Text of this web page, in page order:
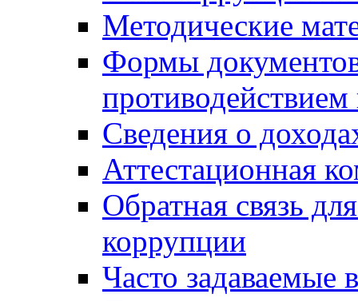
Методические
Формы
Сведения о
Аттестационная
Обратная связь
коррупции
Часто задаваемые